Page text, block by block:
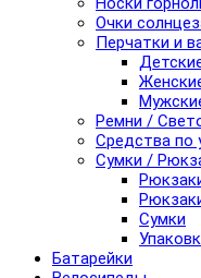
Очки
Перчатки и
Ремни /
Средства по
Сумки /
Сумки
Батарейки